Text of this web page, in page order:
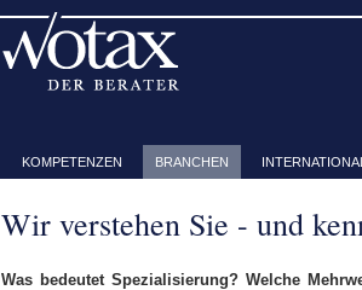
KOMPETENZEN BRANCHEN INTERNATIONAL
Wir verstehen Sie - und
Was bedeutet Spezialisierung? Welche